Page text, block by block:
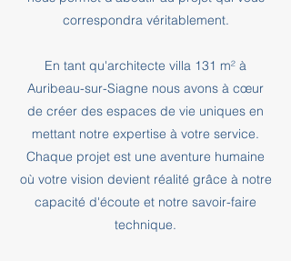
correspondra véritablement.
En tant qu'architecte villa 131 m² à
Auribeau-sur-Siagne nous avons à cœur
de créer des espaces de vie uniques en
mettant notre expertise à votre service.
Chaque projet est une aventure humaine
où votre vision devient réalité grâce à notre
capacité d'écoute et notre savoir-faire
technique.